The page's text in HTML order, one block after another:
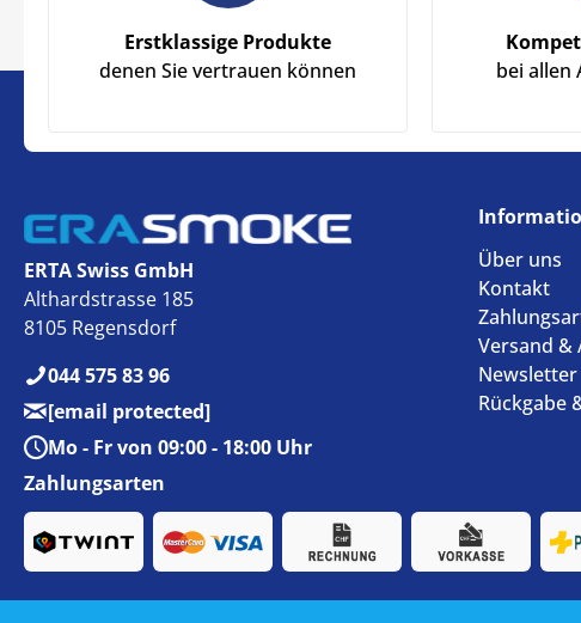
Erstklassige Produkte
denen Sie vertrauen können
bei allen
ERTA Swiss GmbH
Althardstrasse 185
8105 Regensdorf
044 575 83 96
[email protected]
Mo - Fr von 09:00 - 18:00 Uhr
Über uns
Kontakt
Versand &
Newsletter
Rückgabe
Zahlungsarten